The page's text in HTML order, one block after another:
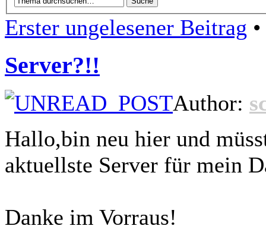
Erster ungelesener Beitrag
Server?!!
Author:
Hallo,bin neu hier und
aktuellste Server für mein
Danke im Vorraus!